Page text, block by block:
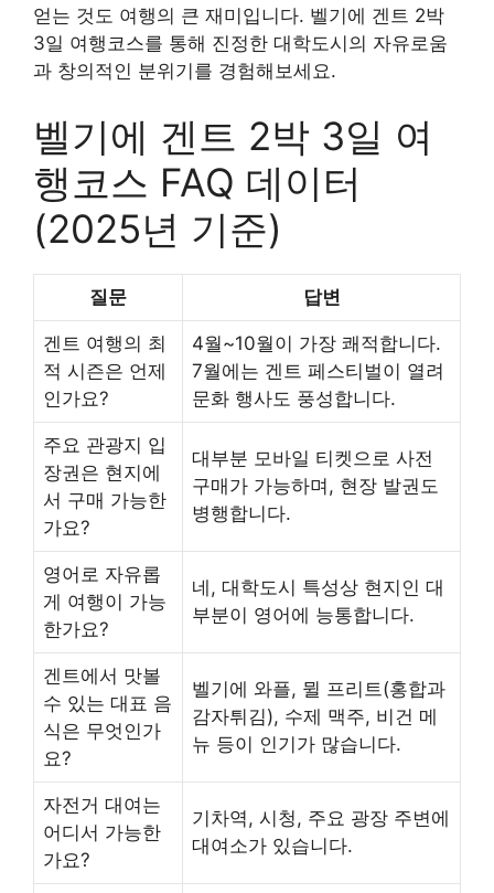
얻는 것도 여행의 큰 재미입니다. 벨기에 겐트 2박
3일 여행코스를 통해 진정한 대학도시의 자유로움
과 창의적인 분위기를 경험해보세요.
벨기에 겐트 2박 3일 여
행코스 FAQ 데이터
(2025년 기준)
질문 답변
겐트 여행의 최
적 시즌은 언제
인가요?
4월~10월이 가장 쾌적합니다.
7월에는 겐트 페스티벌이 열려
문화 행사도 풍성합니다.
주요 관광지 입
장권은 현지에
서 구매 가능한
가요?
대부분 모바일 티켓으로 사전
구매가 가능하며, 현장 발권도
병행합니다.
영어로 자유롭
게 여행이 가능
한가요?
네, 대학도시 특성상 현지인 대
부분이 영어에 능통합니다.
겐트에서 맛볼
수 있는 대표 음
식은 무엇인가
요?
벨기에 와플, 뮐 프리트(홍합과
감자튀김), 수제 맥주, 비건 메
뉴 등이 인기가 많습니다.
자전거 대여는
어디서 가능한
가요?
기차역, 시청, 주요 광장 주변에
대여소가 있습니다.